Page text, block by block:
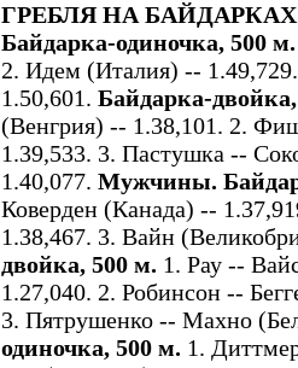
ГРЕБЛЯ НА
Байдарка-одиночка, 500 м.
2. Идем (Италия) --
1.50,601. Байдарка-
(Венгрия) -- 1.38,101. 2.
1.39,533. 3. Пастушка --
1.40,077. Мужчины.
Коверден (Канада) --
1.38,467. 3. Вайн
двойка, 500 м. 1. Рау --
1.27,040. 2. Робинсон --
3. Пятрушенко -- Махно
одиночка, 500 м. 1.